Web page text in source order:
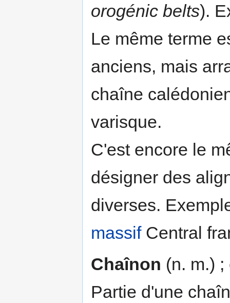
orogénic belts).
Le même terme
anciens, mais
chaîne
varisque.
C'est encore le
désigner des
diverses.
massifCentral
Chaînon (n. m.)
Partie d'une